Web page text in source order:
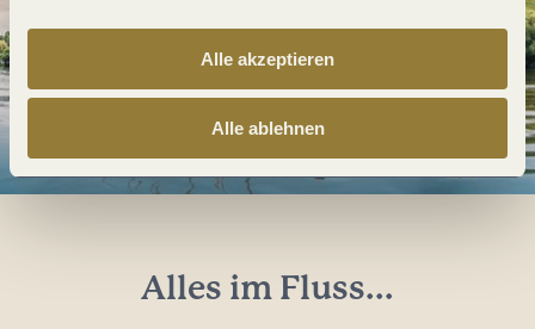
Alle akzeptieren
Alle ablehnen
Alles im Fluss...